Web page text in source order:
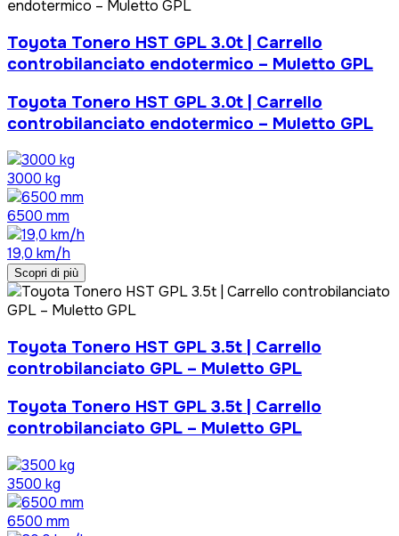
Toyota Tonero HST GPL 3.0t | Carrello
controbilanciato endotermico – Muletto GPL
Toyota Tonero HST GPL 3.0t | Carrello
controbilanciato endotermico – Muletto GPL
3000 kg
6500 mm
19,0 km/h
Scopri di più
Toyota Tonero HST GPL 3.5t | Carrello
controbilanciato GPL – Muletto GPL
Toyota Tonero HST GPL 3.5t | Carrello
controbilanciato GPL – Muletto GPL
3500 kg
6500 mm